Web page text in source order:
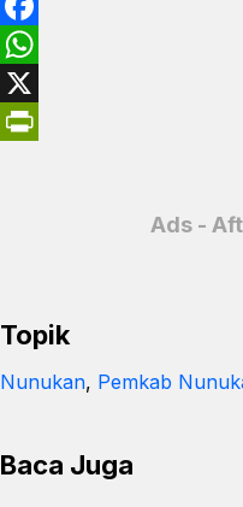
F
a
c
W
h
X
r
e
Ads -
Topik
Nunukan, Pemkab
Baca Juga